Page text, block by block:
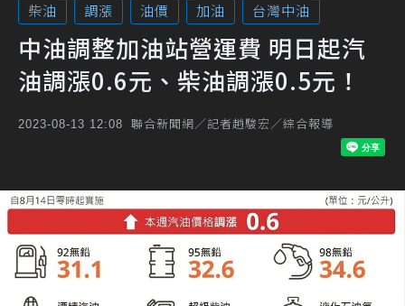
柴油 調漲 油價 加油 台灣中油
中油調整加油站營運費 明日起汽
油調漲0.6元、柴油調漲0.5元！
2023-08-13 12:08 聯合新聞網／記者趙駿宏／綜合報導